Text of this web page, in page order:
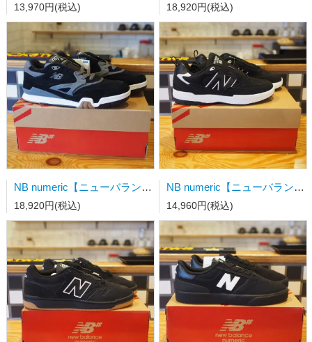
13,970円(税込) 18,920円(税込)
NB numeric【ニューバランス】スケートシューズ NM770YZZ BLACK
18,920円(税込)
NB numeric【ニューバランス】スケートシューズ NM 808 LBW
14,960円(税込)